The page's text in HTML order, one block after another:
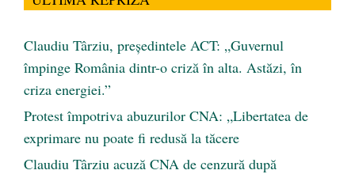
Claudiu Târziu, președintele ACT: „Guvernul
împinge România dintr-o criză în alta. Astăzi, în
criza energiei.”
Protest împotriva abuzurilor CNA: „Libertatea de
exprimare nu poate fi redusă la tăcere
Claudiu Târziu acuză CNA de cenzură după